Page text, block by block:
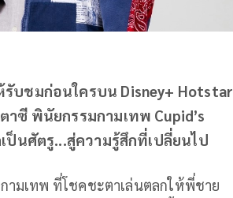
รับชมก่อนใครบน Disney+ Hotstar
ซี พินัยกรรมกามเทพ Cupid’s
ป็นศัตรู...สู่ความรู้สึกที่เปลี่ยนไป
ามเทพ ที่โชคชะตาเล่นตลกให้พี่ชาย